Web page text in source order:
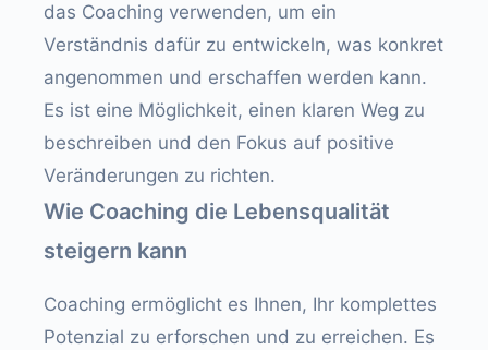
das Coaching verwenden, um ein
Verständnis dafür zu entwickeln, was konkret
angenommen und erschaffen werden kann.
Es ist eine Möglichkeit, einen klaren Weg zu
beschreiben und den Fokus auf positive
Veränderungen zu richten.
Wie Coaching die Lebensqualität
steigern kann
Coaching ermöglicht es Ihnen, Ihr komplettes
Potenzial zu erforschen und zu erreichen. Es